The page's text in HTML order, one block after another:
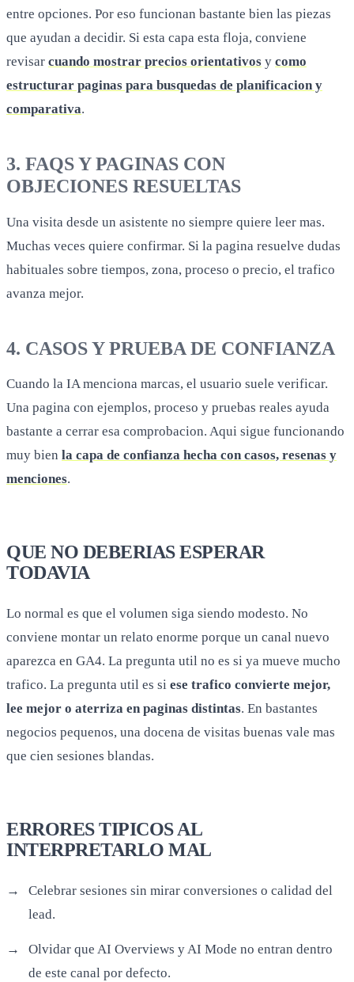
entre opciones. Por eso funcionan bastante bien las piezas
que ayudan a decidir. Si esta capa esta floja, conviene
revisar cuando mostrar precios orientativos y como
estructurar paginas para busquedas de planificacion y
comparativa.
3. FAQS Y PAGINAS CON
OBJECIONES RESUELTAS
Una visita desde un asistente no siempre quiere leer mas.
Muchas veces quiere confirmar. Si la pagina resuelve dudas
habituales sobre tiempos, zona, proceso o precio, el trafico
avanza mejor.
4. CASOS Y PRUEBA DE CONFIANZA
Cuando la IA menciona marcas, el usuario suele verificar.
Una pagina con ejemplos, proceso y pruebas reales ayuda
bastante a cerrar esa comprobacion. Aqui sigue funcionando
muy bien la capa de confianza hecha con casos, resenas y
menciones.
QUE NO DEBERIAS ESPERAR
TODAVIA
Lo normal es que el volumen siga siendo modesto. No
conviene montar un relato enorme porque un canal nuevo
aparezca en GA4. La pregunta util no es si ya mueve mucho
trafico. La pregunta util es si ese trafico convierte mejor,
lee mejor o aterriza en paginas distintas. En bastantes
negocios pequenos, una docena de visitas buenas vale mas
que cien sesiones blandas.
ERRORES TIPICOS AL
INTERPRETARLO MAL
Celebrar sesiones sin mirar conversiones o calidad del
lead.
Olvidar que AI Overviews y AI Mode no entran dentro
de este canal por defecto.